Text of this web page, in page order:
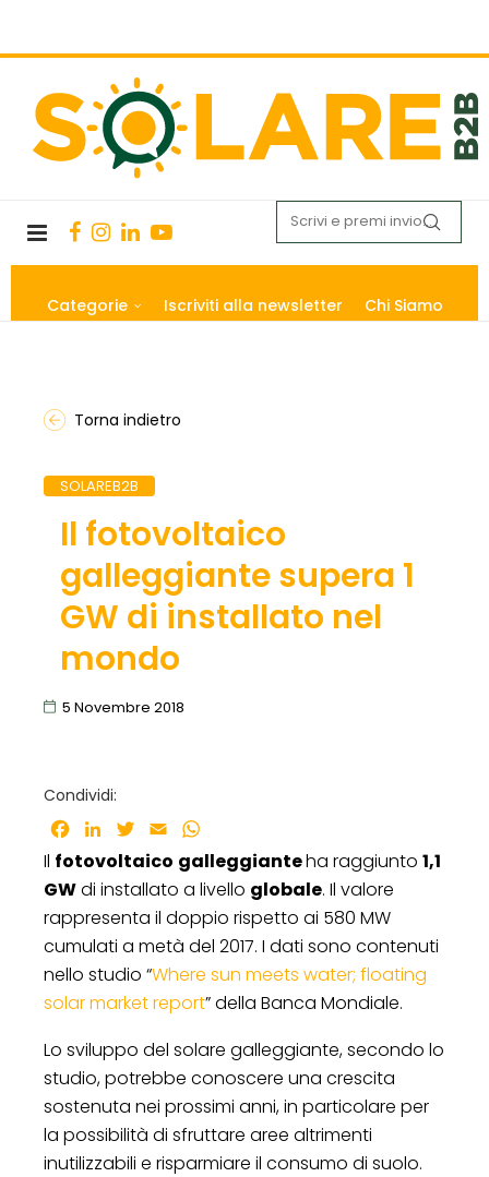
Categorie Iscriviti alla newsletter Chi Siamo
Torna indietro
SOLAREB2B
Il fotovoltaico
galleggiante supera 1
GW di installato nel
mondo
5 Novembre 2018
Condividi:
Facebook
LinkedInTwitter
Email
Il fotovoltaico galleggianteha raggiunto 1,1
GWdi installato a livello globale. Il valore
rappresenta il doppio rispetto ai 580 MW
cumulati a metà del 2017. I dati sono contenuti
nello studio “Where sun meets water; floating
solar market report” della Banca Mondiale.
Lo sviluppo del solare galleggiante, secondo lo
studio, potrebbe conoscere una crescita
sostenuta nei prossimi anni, in particolare per
la possibilità di sfruttare aree altrimenti
inutilizzabili e risparmiare il consumo di suolo.